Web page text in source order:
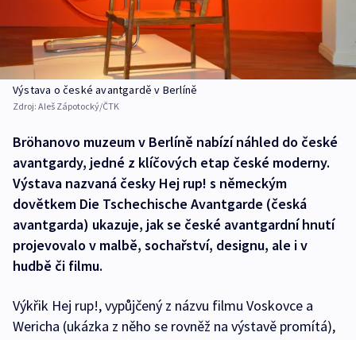
Výstava o české avantgardě v Berlíně
Zdroj: Aleš Zápotocký/ČTK
Bröhanovo muzeum v Berlíně nabízí náhled do české
avantgardy, jedné z klíčových etap české moderny.
Výstava nazvaná česky Hej rup! s německým
dovětkem Die Tschechische Avantgarde (česká
avantgarda) ukazuje, jak se české avantgardní hnutí
projevovalo v malbě, sochařství, designu, ale i v
hudbě či filmu.
Výkřik Hej rup!, vypůjčený z názvu filmu Voskovce a
Wericha (ukázka z něho se rovněž na výstavě promítá),